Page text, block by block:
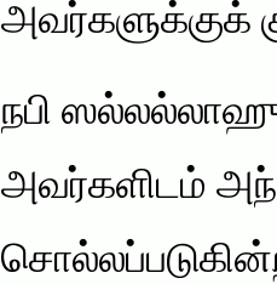
அவர்களுக்குக்
நபி
அவர்களிடம்